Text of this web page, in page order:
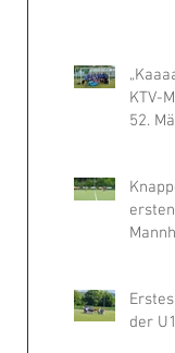
KTV-
52.
der